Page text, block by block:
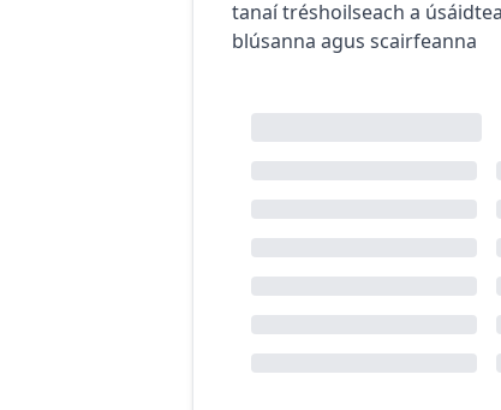
tanaí tréshoilseach a
blúsanna agus scairfeanna